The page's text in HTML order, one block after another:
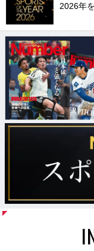
2026年